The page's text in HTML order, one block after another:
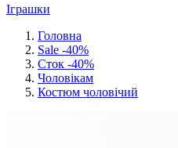
Іграшки
Головна
Sale -40%
Сток -40%
Чоловікам
Костюм чоловічий